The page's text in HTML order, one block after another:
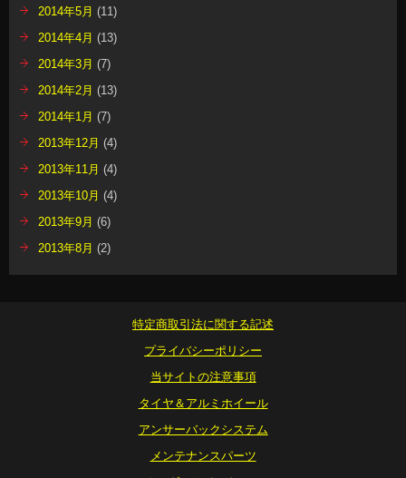
2014年5月 (11)
2014年4月 (13)
2014年3月 (7)
2014年2月 (13)
2014年1月 (7)
2013年12月 (4)
2013年11月 (4)
2013年10月 (4)
2013年9月 (6)
2013年8月 (2)
特定商取引法に関する記述
プライバシーポリシー
当サイトの注意事項
タイヤ＆アルミホイール
アンサーバックシステム
メンテナンスパーツ